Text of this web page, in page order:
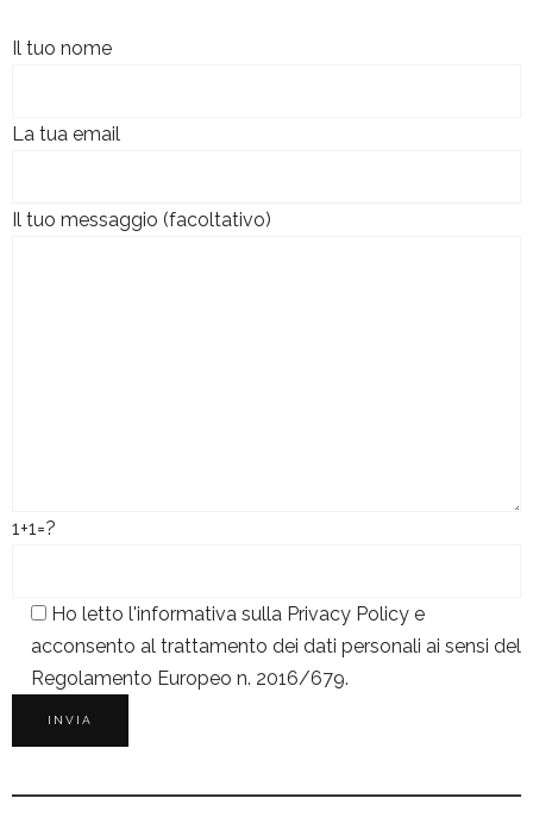
Il tuo nome
La tua email
Il tuo messaggio (facoltativo)
1+1=?
Ho letto l'informativa sulla Privacy Policy e
acconsento al trattamento dei dati personali ai sensi del
Regolamento Europeo n. 2016/679.